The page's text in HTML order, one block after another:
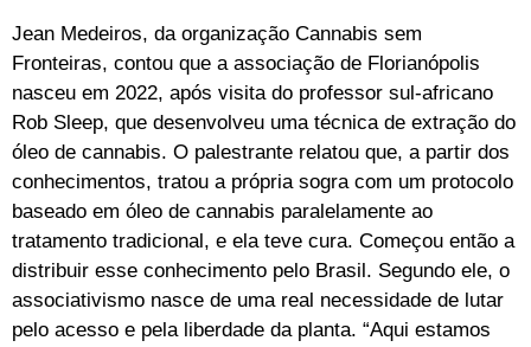
Jean Medeiros, da organização Cannabis sem
Fronteiras, contou que a associação de Florianópolis
nasceu em 2022, após visita do professor sul-africano
Rob Sleep, que desenvolveu uma técnica de extração do
óleo de cannabis. O palestrante relatou que, a partir dos
conhecimentos, tratou a própria sogra com um protocolo
baseado em óleo de cannabis paralelamente ao
tratamento tradicional, e ela teve cura. Começou então a
distribuir esse conhecimento pelo Brasil. Segundo ele, o
associativismo nasce de uma real necessidade de lutar
pelo acesso e pela liberdade da planta. “Aqui estamos